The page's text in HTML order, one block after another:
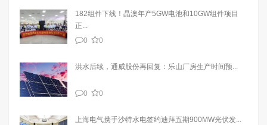
182组件下线！晶澳年产5GW电池和10GW组件项目
正...
0
0
洪水后续，通威股份再回复：乐山厂房生产时间预...
0 0
上海电气携手沙特水电签约迪拜五期900MW光伏发...